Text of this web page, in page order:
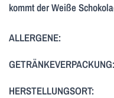
kommt der Weiße
ALLERGENE:
GETRÄNKEVERPACKUNG:
HERSTELLUNGSORT: